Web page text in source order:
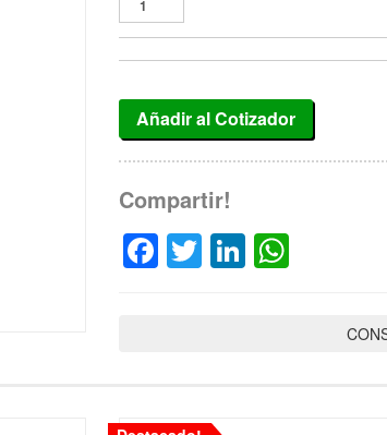
Añadir al Cotizador
Compartir!
Facebook
TwitterLinkedIn